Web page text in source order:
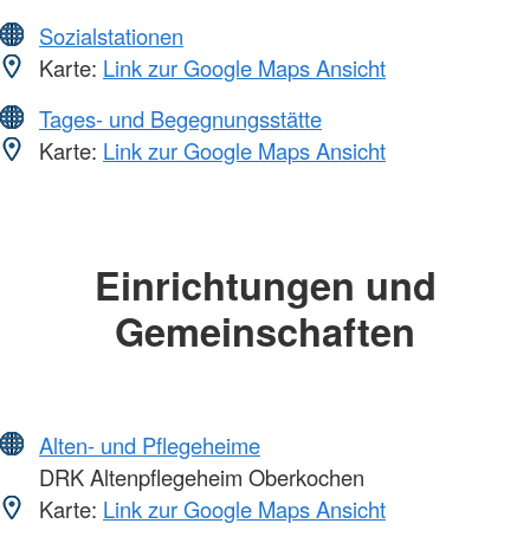
Sozialstationen
Karte: Link zur Google Maps Ansicht
Tages- und Begegnungsstätte
Karte: Link zur Google Maps Ansicht
Einrichtungen und
Gemeinschaften
Alten- und Pflegeheime
DRK Altenpflegeheim Oberkochen
Karte: Link zur Google Maps Ansicht